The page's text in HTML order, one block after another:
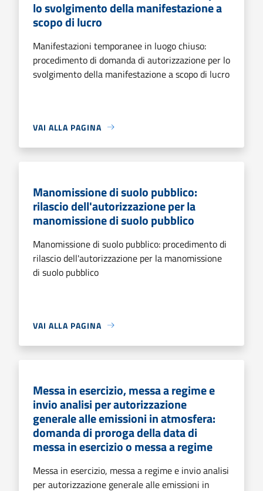
lo svolgimento della manifestazione a
scopo di lucro
Manifestazioni temporanee in luogo chiuso:
procedimento di domanda di autorizzazione per lo
svolgimento della manifestazione a scopo di lucro
VAI ALLA PAGINA
Manomissione di suolo pubblico:
rilascio dell'autorizzazione per la
manomissione di suolo pubblico
Manomissione di suolo pubblico: procedimento di
rilascio dell'autorizzazione per la manomissione
di suolo pubblico
VAI ALLA PAGINA
Messa in esercizio, messa a regime e
invio analisi per autorizzazione
generale alle emissioni in atmosfera:
domanda di proroga della data di
messa in esercizio o messa a regime
Messa in esercizio, messa a regime e invio analisi
per autorizzazione generale alle emissioni in